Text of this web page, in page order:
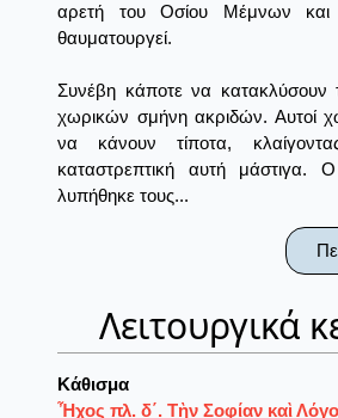
αρετή του Οσίου Μέμνων
θαυματουργεί.
Συνέβη κάποτε να κατακλύσουν
χωρικών σμήνη ακριδών. Αυτοί
να κάνουν τίποτα,
καταστρεπτική αυτή
λυπήθηκε τους...
Λειτουργικά
Κάθισμα
Ἦχος πλ. δ΄. Τὴν Σοφίαν καὶ